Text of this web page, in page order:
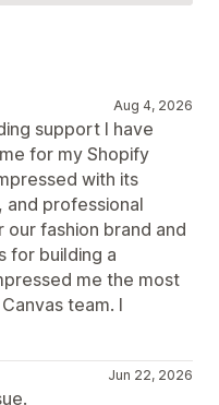
Aug 4, 2026
support I have
for my Shopify
with its
and professional
fashion brand and
for building a
me the most
team. I
Jun 22, 2026